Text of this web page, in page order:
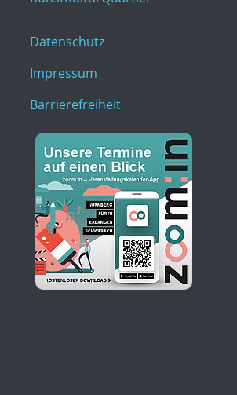
Datenschutz
Impressum
Barrierefreiheit